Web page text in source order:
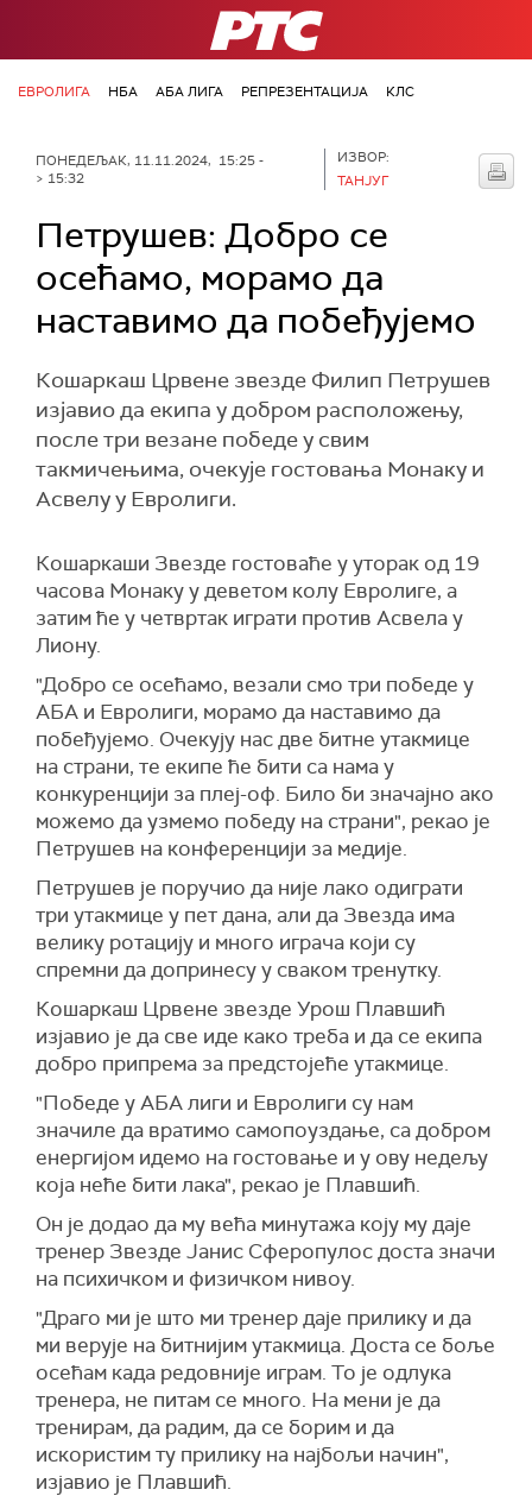
РТС
ЕВРОЛИГА НБА АБА ЛИГА РЕПРЕЗЕНТАЦИЈА КЛС
ПОНЕДЕЉАК, 11.11.2024, 15:25 -
> 15:32
ИЗВОР:
ТАНЈУГ
Петрушев: Добро се
осећамо, морамо да
наставимо да побеђујемо
Кошаркаш Црвене звезде Филип Петрушев
изјавио да екипа у добром расположењу,
после три везане победе у свим
такмичењима, очекује гостовања Монаку и
Асвелу у Евролиги.
Кошаркаши Звезде гостоваће у уторак од 19
часова Монаку у деветом колу Евролиге, а
затим ће у четвртак играти против Асвела у
Лиону.
"Добро се осећамо, везали смо три победе у
АБА и Евролиги, морамо да наставимо да
побеђујемо. Очекују нас две битне утакмице
на страни, те екипе ће бити са нама у
конкуренцији за плеј-оф. Било би значајно ако
можемо да узмемо победу на страни", рекао је
Петрушев на конференцији за медије.
Петрушев је поручио да није лако одиграти
три утакмице у пет дана, али да Звезда има
велику ротацију и много играча који су
спремни да допринесу у сваком тренутку.
Кошаркаш Црвене звезде Урош Плавшић
изјавио је да све иде како треба и да се екипа
добро припрема за предстојеће утакмице.
"Победе у АБА лиги и Евролиги су нам
значиле да вратимо самопоуздање, са добром
енергијом идемо на гостовање и у ову недељу
која неће бити лака", рекао је Плавшић.
Он је додао да му већа минутажа коју му даје
тренер Звезде Јанис Сферопулос доста значи
на психичком и физичком нивоу.
"Драго ми је што ми тренер даје прилику и да
ми верује на битнијим утакмица. Доста се боље
осећам када редовније играм. То је одлука
тренера, не питам се много. На мени је да
тренирам, да радим, да се борим и да
искористим ту прилику на најбољи начин",
изјавио је Плавшић.